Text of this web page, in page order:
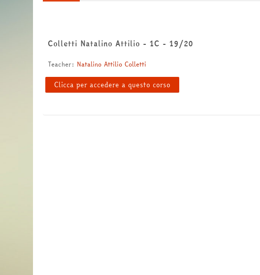
Colletti Natalino Attilio - 1C - 19/20
Teacher: Natalino Attilio Colletti
Clicca per accedere a questo corso